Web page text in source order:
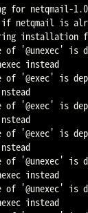
for netqmail-
if netqmail is
installation
'@unexec' is
instead
'@exec' is
'@exec' is
'@exec' is
'@unexec' is
instead
'@unexec' is
instead